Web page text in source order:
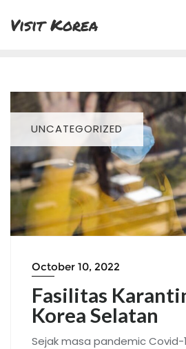
Visit Korea
UNCATEGORIZED
October 10, 2022
Fasilitas
Korea Selatan
Sejak masa pandemic Covid-